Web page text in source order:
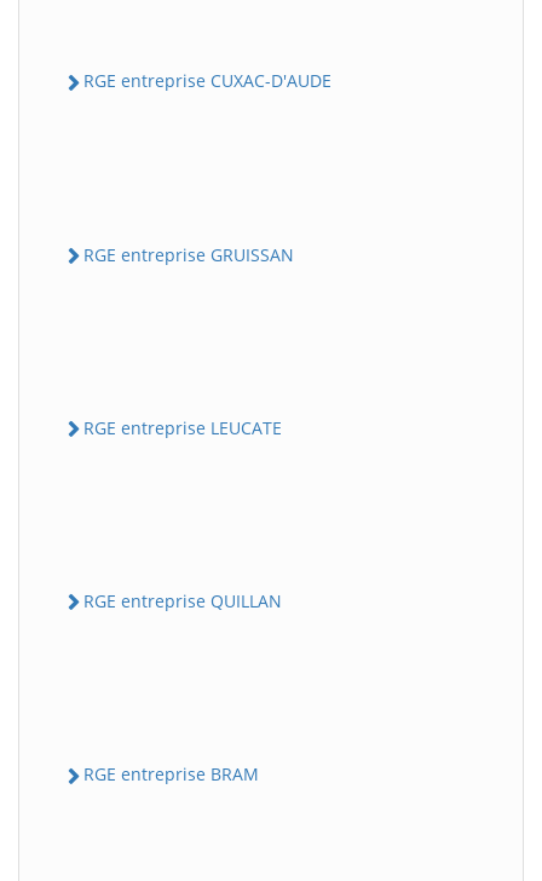
RGE entreprise CUXAC-D'AUDE
RGE entreprise GRUISSAN
RGE entreprise LEUCATE
RGE entreprise QUILLAN
RGE entreprise BRAM